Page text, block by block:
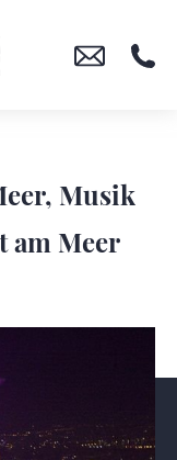
Musik
am Meer